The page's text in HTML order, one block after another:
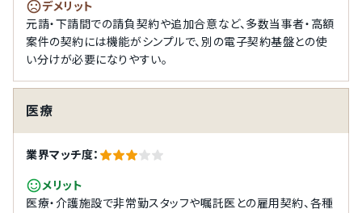
デメリット
元請・下請間での請負契約や追加合意など、多数当事者・高額
案件の契約には機能がシンプルで、別の電子契約基盤との使
い分けが必要になりやすい。
医療
業界マッチ度：
メリット
医療・介護施設で非常勤スタッフや嘱託医との雇用契約、各種